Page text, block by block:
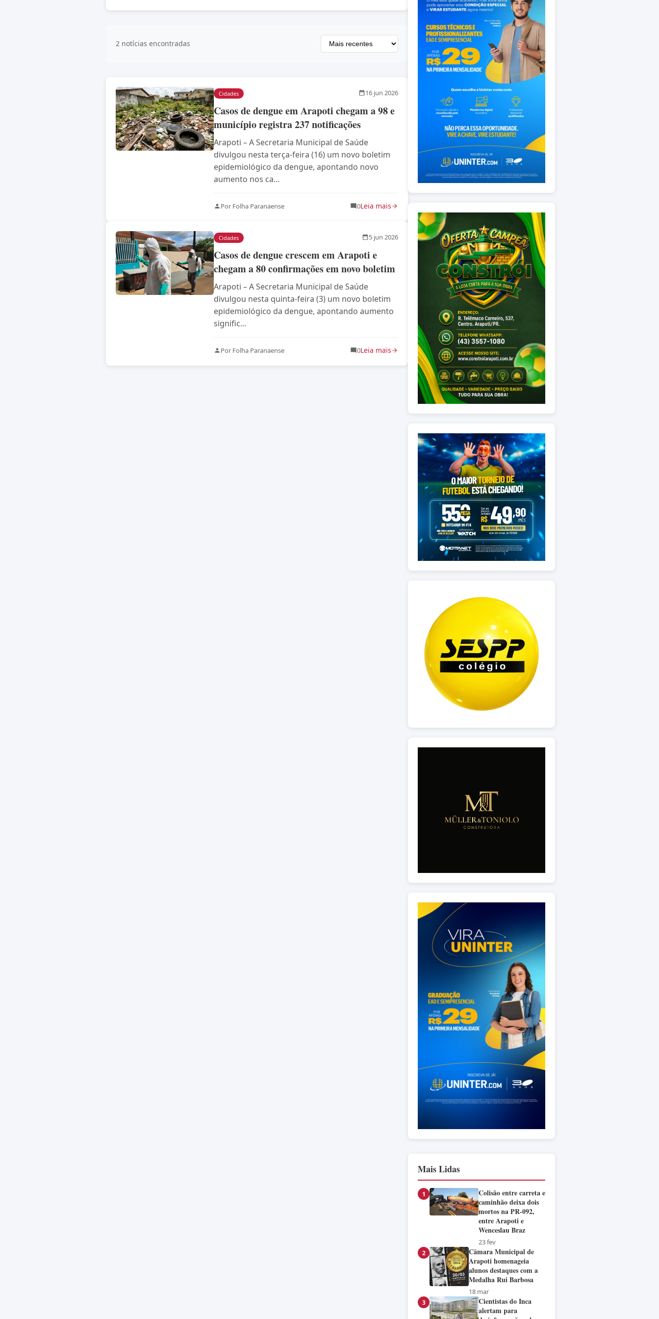
2 notícias encontradas
Cidades 16 jun 2026
Casos de dengue em Arapoti chegam a 98 e
município registra 237 notificações
Arapoti – A Secretaria Municipal de Saúde
divulgou nesta terça-feira (16) um novo boletim
epidemiológico da dengue, apontando novo
aumento nos ca...
Por Folha Paranaense 0Leia mais
Cidades 5 jun 2026
Casos de dengue crescem em Arapoti e
chegam a 80 confirmações em novo boletim
Arapoti – A Secretaria Municipal de Saúde
divulgou nesta quinta-feira (3) um novo boletim
epidemiológico da dengue, apontando aumento
signific...
Por Folha Paranaense 0Leia mais
Mais Lidas
1
Colisão entre carreta e
caminhão deixa dois
mortos na PR-092,
entre Arapoti e
Wenceslau Braz
23 fev
2
Câmara Municipal de
Arapoti homenageia
alunos destaques com a
Medalha Rui Barbosa
18 mar
3
Cientistas do Inca
alertam para